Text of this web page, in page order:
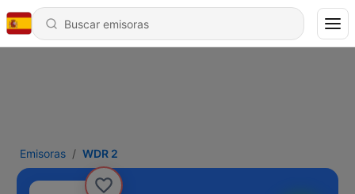
Emisoras WDR 2